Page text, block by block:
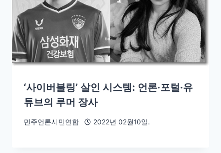
‘사이버불링’ 살인 시스템: 언론·포털·유
튜브의 루머 장사
민주언론시민연합 2022년 02월10일.